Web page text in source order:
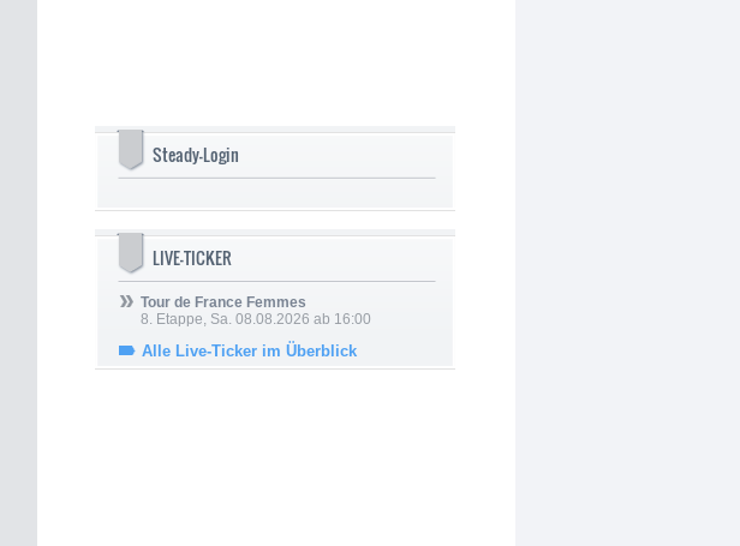
Steady-Login
LIVE-TICKER
Tour de France Femmes
8. Etappe, Sa. 08.08.2026 ab 16:00
Alle Live-Ticker im Überblick